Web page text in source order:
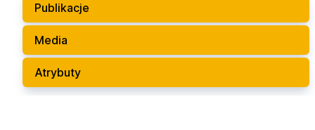
Publikacje
Media
Atrybuty